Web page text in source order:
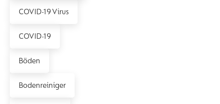
COVID-19 Virus
COVID-19
Böden
Bodenreiniger